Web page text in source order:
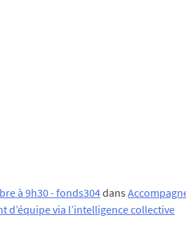
à 9h30 - fonds304dans
d’équipe via l’intelligence collective